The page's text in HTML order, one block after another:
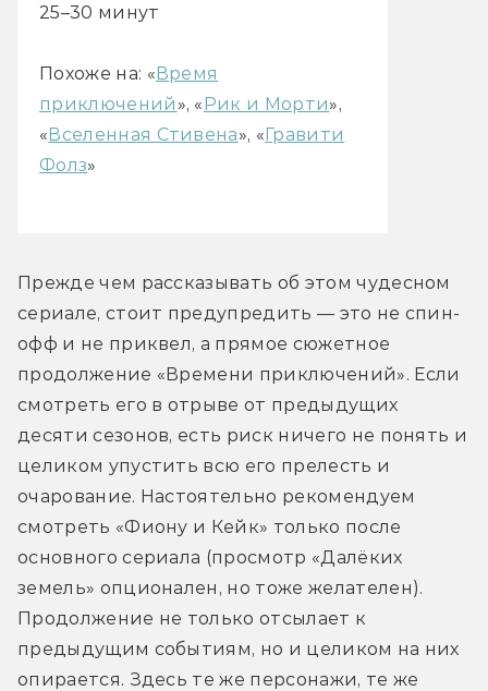
25–30 минут
Похоже на: «Время
приключений », «Рик и Морти»,
«Вселенная Стивена», «Гравити
Фолз»
Прежде чем рассказывать об этом чудесном
сериале, стоит предупредить — это не спин-
офф и не приквел, а прямое сюжетное
продолжение «Времени приключений». Если
смотреть его в отрыве от предыдущих
десяти сезонов, есть риск ничего не понять и
целиком упустить всю его прелесть и
очарование. Настоятельно рекомендуем
смотреть «Фиону и Кейк» только после
основного сериала (просмотр «Далёких
земель» опционален, но тоже желателен).
Продолжение не только отсылает к
предыдущим событиям, но и целиком на них
опирается. Здесь те же персонажи, те же